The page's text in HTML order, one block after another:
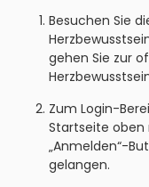
Besuchen Sie
gehen Sie zur
Zum Login-
Startseite oben
„Anmelden“-
gelangen.